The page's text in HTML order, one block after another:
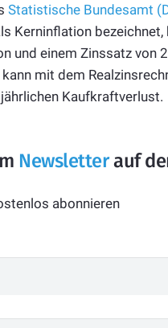
Statistische Bundesamt
Kerninflation
und einem Zinssatz von
mit dem
Kaufkraftverlust.
Newsletterauf
abonnieren